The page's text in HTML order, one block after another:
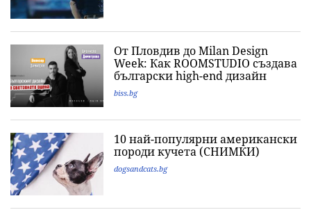
От Пловдив до Milan Design
Week: Как ROOMSTUDIO създава
български high-end дизайн
biss.bg
10 най-популярни американски
породи кучета (СНИМКИ)
dogsandcats.bg